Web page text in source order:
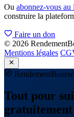
Ou abonnez-vous au
construire la
Faire un don
© 2026
Mentions légales
RendementBourse
Tout pour
gratuitement